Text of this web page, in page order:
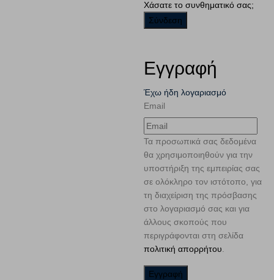
Χάσατε το συνθηματικό σας;
Εγγραφή
Έχω ήδη λογαριασμό
Email
Τα προσωπικά σας δεδομένα
θα χρησιμοποιηθούν για την
υποστήριξη της εμπειρίας σας
σε ολόκληρο τον ιστότοπο, για
τη διαχείριση της πρόσβασης
στο λογαριασμό σας και για
άλλους σκοπούς που
περιγράφονται στη σελίδα
πολιτική απορρήτου